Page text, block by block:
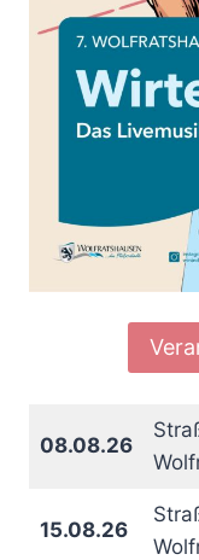
08.08.26
15.08.26